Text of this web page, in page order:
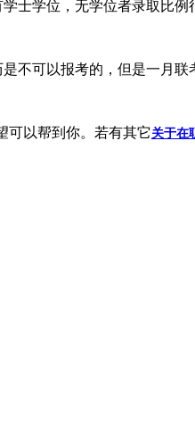
士学位，无学位者录取比例
不可以报考的，但是一月
可以帮到你。若有其它关于在